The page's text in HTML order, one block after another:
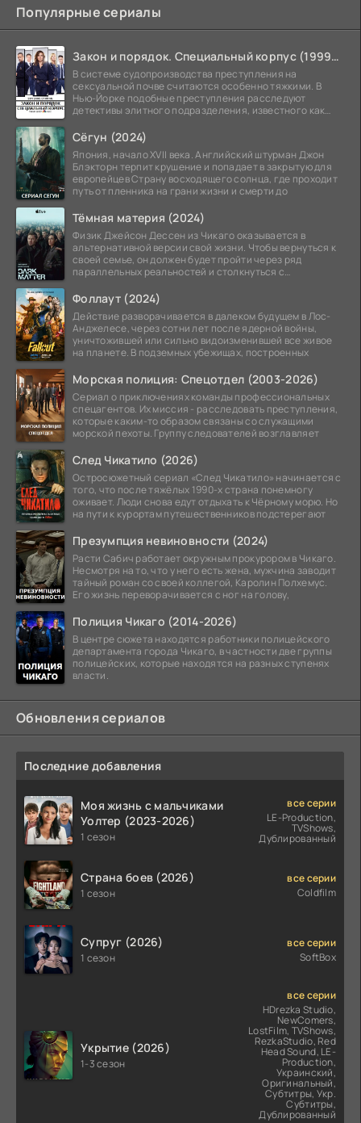
Популярные сериалы
Закон и порядок. Специальный корпус (1999-2026)
В системе судопроизводства преступления на
сексуальной почве считаются особенно тяжкими. В
Нью-Йорке подобные преступления расследуют
детективы элитного подразделения, известного как
Сёгун (2024)
Япония, начало XVII века. Английский штурман Джон
Блэкторн терпит крушение и попадает в закрытую для
европейцев Страну восходящего солнца, где проходит
путь от пленника на грани жизни и смерти до
Тёмная материя (2024)
Физик Джейсон Дессен из Чикаго оказывается в
альтернативной версии свой жизни. Чтобы вернуться к
своей семье, он должен будет пройти через ряд
параллельных реальностей и столкнуться с
Фоллаут (2024)
Действие разворачивается в далеком будущем в Лос-
Анджелесе, через сотни лет после ядерной войны,
уничтожившей или сильно видоизменившей все живое
на планете. В подземных убежищах, построенных
Морская полиция: Спецотдел (2003-2026)
Сериал о приключениях команды профессиональных
спецагентов. Их миссия - расследовать преступления,
которые каким-то образом связаны со служащими
морской пехоты. Группу следователей возглавляет
След Чикатило (2026)
Остросюжетный сериал «След Чикатило» начинается с
того, что после тяжёлых 1990-х страна понемногу
оживает. Люди снова едут отдыхать к Чёрному морю. Но
на пути к курортам путешественников подстерегают
Презумпция невиновности (2024)
Расти Сабич работает окружным прокурором в Чикаго.
Несмотря на то, что у него есть жена, мужчина заводит
тайный роман со своей коллегой, Каролин Полхемус.
Его жизнь переворачивается с ног на голову,
Полиция Чикаго (2014-2026)
В центре сюжета находятся работники полицейского
департамента города Чикаго, в частности две группы
полицейских, которые находятся на разных ступенях
власти.
Обновления сериалов
Последние добавления
Моя жизнь с мальчиками
Уолтер (2023-2026)
1 сезон
все серии
LE-Production,
TVShows,
Дублированный
Страна боев (2026)
1 сезон
все серии
Coldfilm
Супруг (2026)
1 сезон
все серии
SoftBox
Укрытие (2026)
1-3 сезон
все серии
HDrezka Studio,
NewComers,
LostFilm, TVShows,
RezkaStudio, Red
Head Sound, LE-
Production,
Украинский,
Оригинальный,
Субтитры, Укр.
Субтитры,
Дублированный